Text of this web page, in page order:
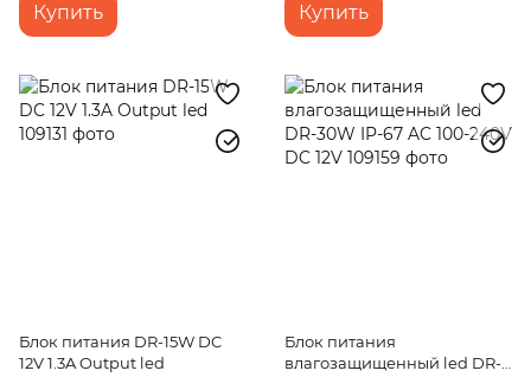
Купить Купить
Блок питания DR-15W DC
12V 1.3A Output led
Блок питания
влагозащищенный led DR-